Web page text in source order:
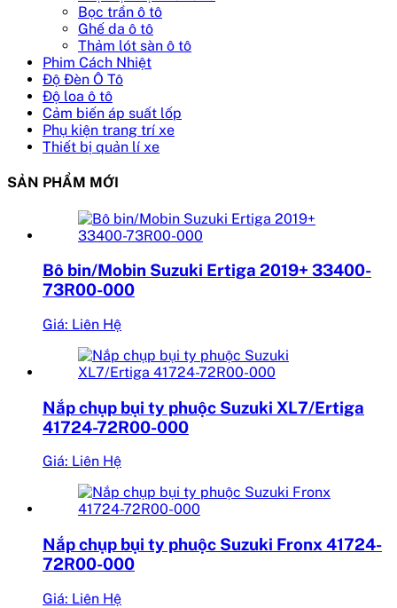
Bọc trần ô tô
Ghế da ô tô
Thảm lót sàn ô tô
Phim Cách Nhiệt
Độ Đèn Ô Tô
Độ loa ô tô
Cảm biến áp suất lốp
Phụ kiện trang trí xe
Thiết bị quản lí xe
SẢN PHẨM MỚI
Bô bin/Mobin Suzuki Ertiga 2019+ 33400-
73R00-000
Giá: Liên Hệ
Nắp chụp bụi ty phuộc Suzuki XL7/Ertiga
41724-72R00-000
Giá: Liên Hệ
Nắp chụp bụi ty phuộc Suzuki Fronx 41724-
72R00-000
Giá: Liên Hệ